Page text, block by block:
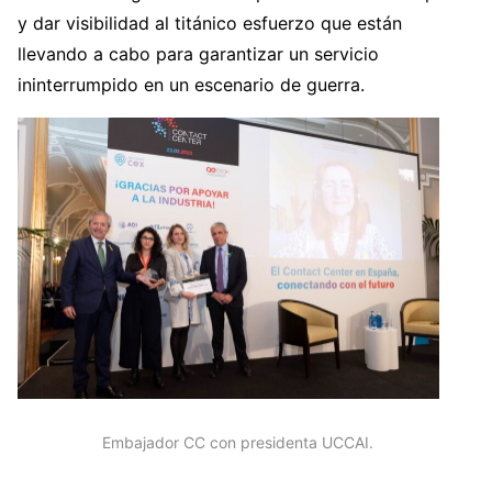
y dar visibilidad al titánico esfuerzo que están
llevando a cabo para garantizar un servicio
ininterrumpido en un escenario de guerra.
Embajador CC con presidenta UCCAI.